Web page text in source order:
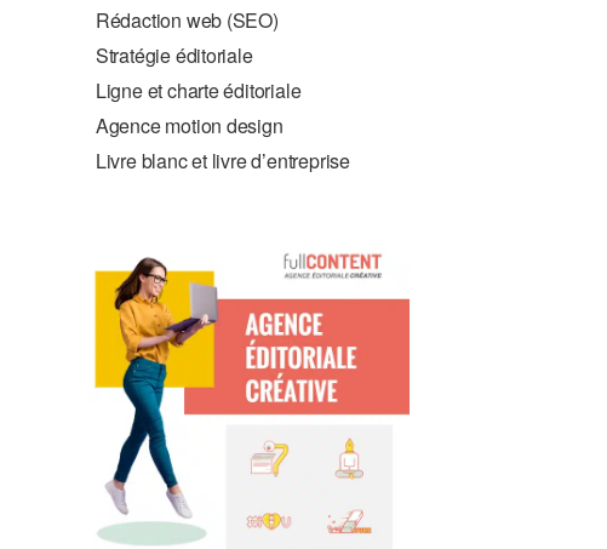
Rédaction web (SEO)
Stratégie éditoriale
Ligne et charte éditoriale
Agence motion design
Livre blanc et livre d’entreprise